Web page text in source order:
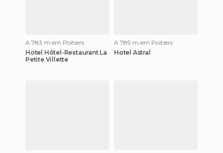
A 783 m em Poitiers
Hotel Hôtel-Restaurant La
Petite Villette
A 789 m em Poitiers
Hotel Astral